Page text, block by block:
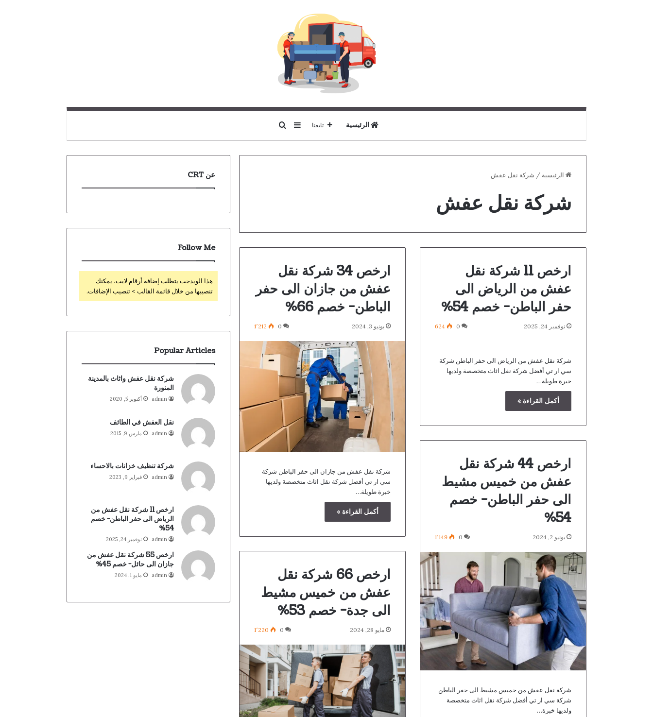
الرئيسية تابعنا إضافة عمود جانبي
بحث عن
الرئيسية / شركة نقل عفش
شركة نقل عفش
ارخص 11 شركة نقل
عفش من الرياض الى
حفر الباطن- خصم 54%
نوفمبر 24, 2025 0
624
شركة نقل عفش من الرياض الى حفر الباطن شركة
سي ار تي أفضل شركة نقل اثاث متخصصة ولديها
خبرة طويلة…
أكمل القراءة »
ارخص 34 شركة نقل
عفش من جازان الى حفر
الباطن- خصم 66%
يونيو 3, 2024 0 1٬212
شركة نقل عفش من جازان الى حفر الباطن شركة
سي ار تي أفضل شركة نقل اثاث متخصصة ولديها
خبرة طويلة…
أكمل القراءة »
ارخص 44 شركة نقل
عفش من خميس مشيط
الى حفر الباطن- خصم
54%
يونيو 2, 2024 0 1٬149
شركة نقل عفش من خميس مشيط الى حفر الباطن
شركة سي ار تي أفضل شركة نقل اثاث متخصصة
ولديها خبرة…
ارخص 66 شركة نقل
عفش من خميس مشيط
الى جدة- خصم 53%
مايو 28, 2024 0 1٬220
عن CRT
Follow Me
هذا الويدجت يتطلب إضافة أرقام لايت، يمكنك
تنصيبها من خلال قائمة القالب > تنصيب الإضافات.
Popular Articles
شركة نقل عفش واثاث بالمدينة
المنورة
admin أكتوبر 5, 2020
نقل العفش في الطائف
admin مارس 9, 2015
شركة تنظيف خزانات بالاحساء
admin فبراير 9, 2023
ارخص 11 شركة نقل عفش من
الرياض الى حفر الباطن- خصم
54%
admin نوفمبر 24, 2025
ارخص 55 شركة نقل عفش من
جازان الى حائل- خصم 45%
admin مايو 1, 2024